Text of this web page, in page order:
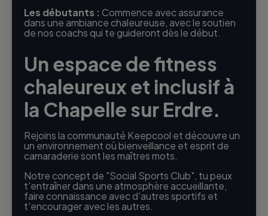
Les débutants : Commence avec assurance
dans une ambiance chaleureuse, avec le soutien
de nos coachs qui te guideront dès le début.
Un espace de fitness
chaleureux et inclusif à
la Chapelle sur Erdre.
Rejoins la communauté Keepcool et découvre un
un environnement où bienveillance et esprit de
camaraderie sont les maîtres mots.
Notre concept de "Social Sports Club", tu peux
t'entraîner dans une atmosphère accueillante,
faire connaissance avec d'autres sportifs et
t'encourager avec les autres.